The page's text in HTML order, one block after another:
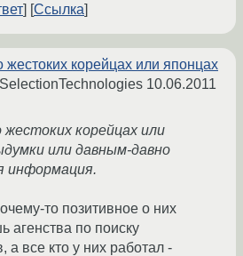
Ссылка
жестоких корейцах или японцах
10.06.2011
жестоких корейцах или
или давным-давно
информация.
то позитивное о них
агенства по поиску
а все кто у них работал -